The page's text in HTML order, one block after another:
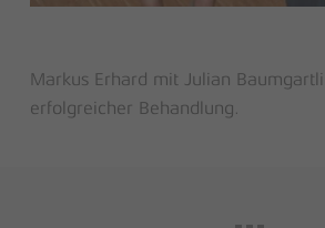
Markus Erhard mit Julian
erfolgreicher Behandlung.